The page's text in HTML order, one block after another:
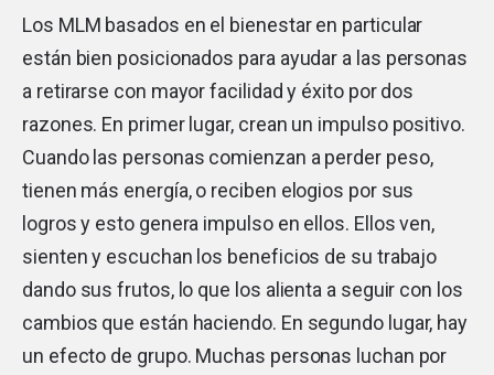
Los MLM basados ​​en el bienestar en particular
están bien posicionados para ayudar a las personas
a retirarse con mayor facilidad y éxito por dos
razones. En primer lugar, crean un impulso positivo.
Cuando las personas comienzan a perder peso,
tienen más energía, o reciben elogios por sus
logros y esto genera impulso en ellos. Ellos ven,
sienten y escuchan los beneficios de su trabajo
dando sus frutos, lo que los alienta a seguir con los
cambios que están haciendo. En segundo lugar, hay
un efecto de grupo. Muchas personas luchan por